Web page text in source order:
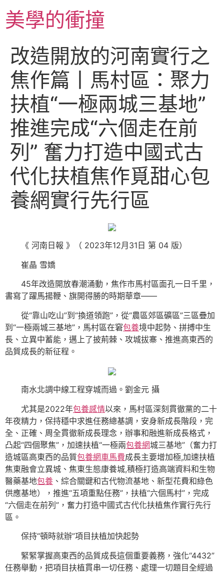
至
主美學的衝撞
改造開放的河南實行之
焦作篇丨馬村區：聚力
扶植“一極兩城三基地”
推進完成“六個走在前
列” 奮力打造中國式古
代化扶植焦作覓甜心包
養網實行先行區
《 河南日報 》（ 2023年12月31日 第 04 版）
崔晶 雪嬌
45年改造開放春潮涌動，焦作市馬村區面孔一日千里，
書寫了躍馬揚鞭、旗開得勝的時期華章——
從“靠山吃山”到“換道領跑”，從“農區郊區礦區”三區疊加
到“一極兩城三基地”，馬村區在窘包養境中起勢、拼搏中生
長、立異中蓄能，邁上了披荊棘、攻城拔寨、推進高東西的
品質成長的新征程。
南水北調中線工程穿城而過。劉金元 攝
尤其是2022年包養感情以來，馬村區深刻貫徹黨的二十
年夜精力，保持穩中求進任務總基調，安身新成長階段，完
全、正確、周全貫徹新成長理念，辦事和融進新成長格式，
凸起“四個聚焦”，加速扶植“一極兩包養網城三基地”（奮力打
造城區高東西的品質包養網車馬費成長主要增加極,加速扶植
焦東融會立異城、焦東生態康養城,積極打造高端資料和生物
醫藥基地包養 、綜合關鍵和古代物流基地、新型花費和綠色
供應基地），推進“五項重點任務”，扶植“六個馬村”，完成
“六個走在前列”，奮力打造中國式古代化扶植焦作實行先行
區。
保持“頓時就辦”項目扶植加快起勢
緊緊掌握高東西的品質成長這個重要義務，強化“4432”
任務舉動，把項目扶植貫串一切任務、處理一切題目全經過